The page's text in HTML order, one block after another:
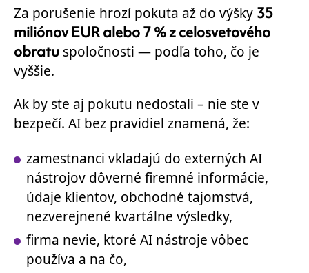
Za porušenie hrozí pokuta až do výšky 35
miliónov EUR alebo 7 % z celosvetového
obratu spoločnosti — podľa toho, čo je
vyššie.
Ak by ste aj pokutu nedostali – nie ste v
bezpečí. AI bez pravidiel znamená, že:
zamestnanci vkladajú do externých AI
nástrojov dôverné firemné informácie,
údaje klientov, obchodné tajomstvá,
nezverejnené kvartálne výsledky,
firma nevie, ktoré AI nástroje vôbec
používa a na čo,